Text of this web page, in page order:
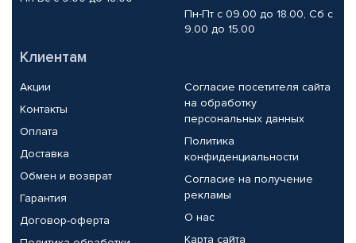
Пн-Пт с 09.00 до 18.00, Сб с
9.00 до 15.00
Клиентам
Акции
Контакты
Оплата
Доставка
Обмен и возврат
Гарантия
Договор-оферта
Согласие посетителя сайта
на обработку
персональных данных
Политика
конфиденциальности
Согласие на получение
рекламы
О нас
Карта сайта